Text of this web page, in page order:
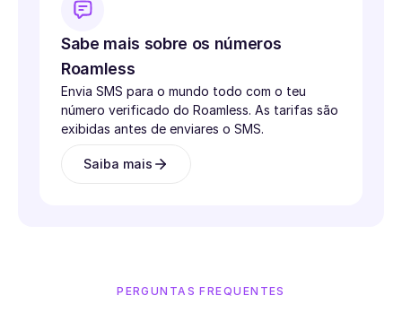
Sabe mais sobre os números
Roamless
Envia SMS para o mundo todo com o teu
número verificado do Roamless. As tarifas são
exibidas antes de enviares o SMS.
Saiba mais
PERGUNTAS FREQUENTES